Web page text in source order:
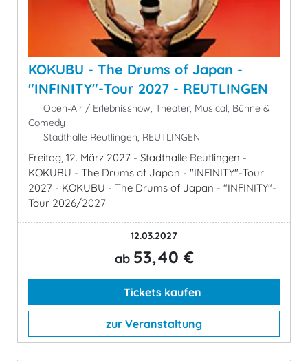
KOKUBU - The Drums of Japan -
"INFINITY"-Tour 2027 - REUTLINGEN
Open-Air / Erlebnisshow, Theater, Musical, Bühne &
Comedy
Stadthalle Reutlingen, REUTLINGEN
Freitag, 12. März 2027 - Stadthalle Reutlingen -
KOKUBU - The Drums of Japan - "INFINITY"-Tour
2027 - KOKUBU - The Drums of Japan - "INFINITY"-
Tour 2026/2027
12.03.2027
ab 53,40 €
Tickets kaufen
zur Veranstaltung